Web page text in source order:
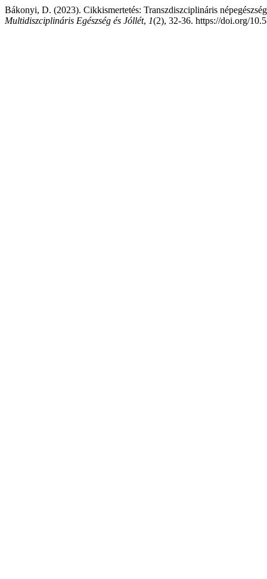
Bákonyi, D. (2023). Cikkismertetés: Transzdiszciplináris
Multidiszciplináris Egészség és Jóllét, 1(2), 32-36. https://doi.org/